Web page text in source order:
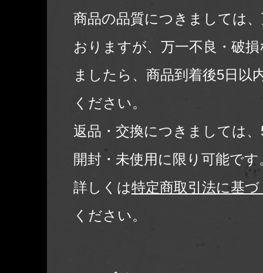
商品の品質につきましては
おりますが、万一不良・破
ましたら、商品到着後5日以
ください。
返品・交換につきましては
開封・未使用に限り可能です
詳しくは特定商取引法に基
ください。